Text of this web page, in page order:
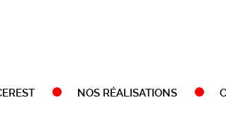
NOS RÉALISATIONS